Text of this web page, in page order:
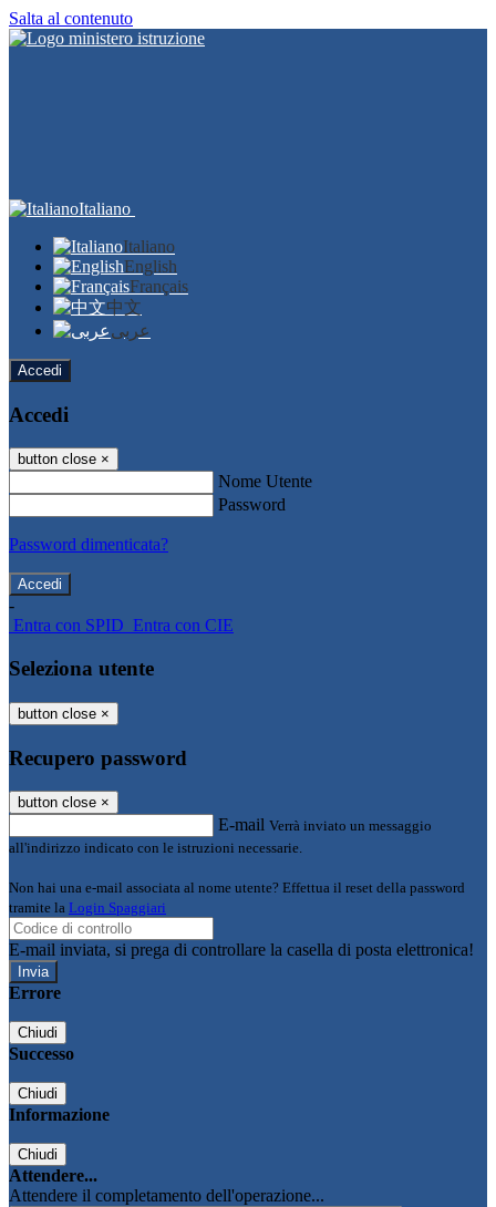
Salta al contenuto
Italiano
Italiano
English
Français
中文
عربى
Accedi
Accedi
button close ×
Nome Utente
Password
Password dimenticata?
-
Entra con SPID Entra con CIE
Seleziona utente
button close ×
Recupero password
button close ×
E-mail Verrà inviato un messaggio
all'indirizzo indicato con le istruzioni necessarie.
Non hai una e-mail associata al nome utente? Effettua il reset della password
tramite la Login Spaggiari
E-mail inviata, si prega di controllare la casella di posta elettronica!
Errore
Chiudi
Successo
Chiudi
Informazione
Chiudi
Attendere...
Attendere il completamento dell'operazione...